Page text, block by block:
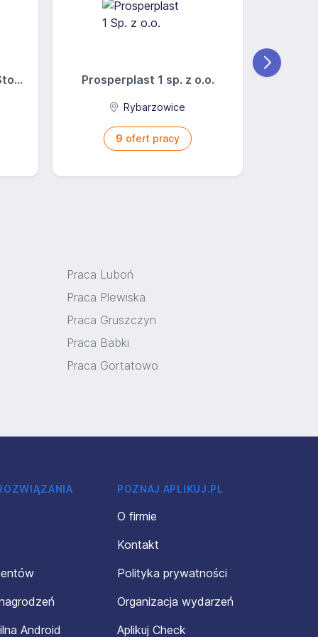
Prosperplast 1 sp. z o.o.
Rybarzowice
9 ofert pracy
Praca Luboń
Praca Plewiska
Praca Gruszczyn
Praca Babki
Praca Gortatowo
Android
POZNAJ APLIKUJ.PL
O firmie
Kontakt
Polityka prywatności
Organizacja wydarzeń
Aplikuj Check